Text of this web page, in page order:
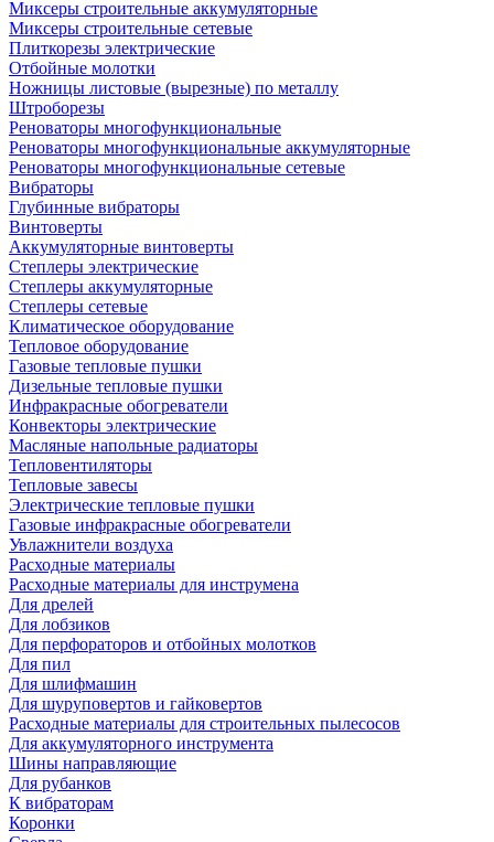
Миксеры строительные аккумуляторные
Миксеры строительные сетевые
Плиткорезы электрические
Отбойные молотки
Ножницы листовые (вырезные) по металлу
Штроборезы
Реноваторы многофункциональные
Реноваторы многофункциональные аккумуляторные
Реноваторы многофункциональные сетевые
Вибраторы
Глубинные вибраторы
Винтоверты
Аккумуляторные винтоверты
Степлеры электрические
Степлеры аккумуляторные
Степлеры сетевые
Климатическое оборудование
Тепловое оборудование
Газовые тепловые пушки
Дизельные тепловые пушки
Инфракрасные обогреватели
Конвекторы электрические
Масляные напольные радиаторы
Тепловентиляторы
Тепловые завесы
Электрические тепловые пушки
Газовые инфракрасные обогреватели
Увлажнители воздуха
Расходные материалы
Расходные материалы для инструмена
Для дрелей
Для лобзиков
Для перфораторов и отбойных молотков
Для пил
Для шлифмашин
Для шуруповертов и гайковертов
Расходные материалы для строительных пылесосов
Для аккумуляторного инструмента
Шины направляющие
Для рубанков
К вибраторам
Коронки